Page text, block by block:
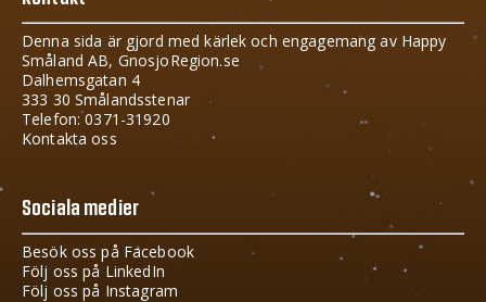
Denna sida är gjord med kärlek och engagemang av Happy
Småland AB, GnosjoRegion.se
Dalhemsgatan 4
333 30 Smålandsstenar
Telefon: 0371-31920
Kontakta oss
Sociala medier
Besök oss på Facebook
Följ oss på LinkedIn
Följ oss på Instagram